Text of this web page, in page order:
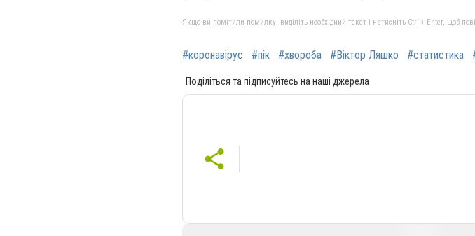
Якщо ви помітили помилку, виділіть необхідний текст і натисніть Ctrl + Enter, щоб
#коронавірус #пік #хвороба #Віктор Ляшко #статистика
Поділіться та підписуйтесь на наші джерела